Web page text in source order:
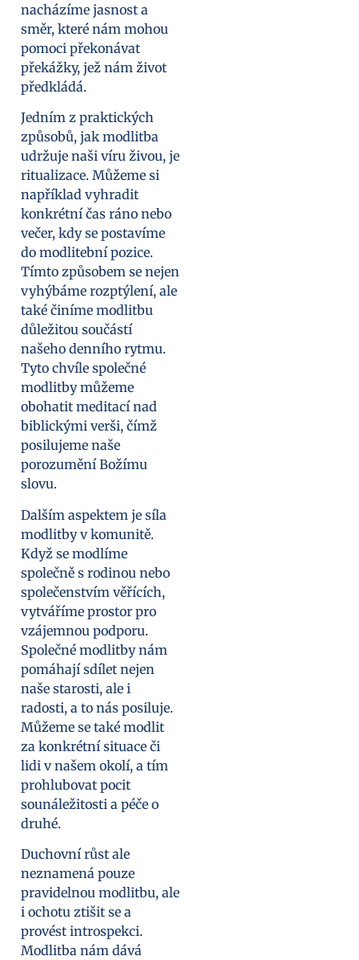
nacházíme jasnost a
směr, které nám mohou
pomoci překonávat
překážky, jež nám život
předkládá.
Jedním z praktických
způsobů, jak modlitba
udržuje naši víru živou, je
ritualizace. Můžeme si
například vyhradit
konkrétní čas ráno nebo
večer, kdy se postavíme
do modlitební pozice.
Tímto způsobem se nejen
vyhýbáme rozptýlení, ale
také činíme modlitbu
důležitou součástí
našeho denního rytmu.
Tyto chvíle společné
modlitby můžeme
obohatit meditací nad
biblickými verši, čímž
posilujeme naše
porozumění Božímu
slovu.
Dalším aspektem je síla
modlitby v komunitě.
Když se modlíme
společně s rodinou nebo
společenstvím věřících,
vytváříme prostor pro
vzájemnou podporu.
Společné modlitby nám
pomáhají sdílet nejen
naše starosti, ale i
radosti, a to nás posiluje.
Můžeme se také modlit
za konkrétní situace či
lidi v našem okolí, a tím
prohlubovat pocit
sounáležitosti a péče o
druhé.
Duchovní růst ale
neznamená pouze
pravidelnou modlitbu, ale
i ochotu ztišit se a
provést introspekci.
Modlitba nám dává